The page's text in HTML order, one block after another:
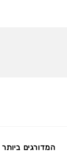
המדורגים ביותר